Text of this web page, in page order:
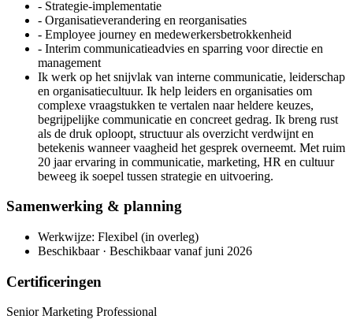
- Strategie-implementatie
- Organisatieverandering en reorganisaties
- Employee journey en medewerkersbetrokkenheid
- Interim communicatieadvies en sparring voor directie en
management
Ik werk op het snijvlak van interne communicatie, leiderschap
en organisatiecultuur. Ik help leiders en organisaties om
complexe vraagstukken te vertalen naar heldere keuzes,
begrijpelijke communicatie en concreet gedrag. Ik breng rust
als de druk oploopt, structuur als overzicht verdwijnt en
betekenis wanneer vaagheid het gesprek overneemt. Met ruim
20 jaar ervaring in communicatie, marketing, HR en cultuur
beweeg ik soepel tussen strategie en uitvoering.
Samenwerking & planning
Werkwijze: Flexibel (in overleg)
Beschikbaar · Beschikbaar vanaf juni 2026
Certificeringen
Senior Marketing Professional